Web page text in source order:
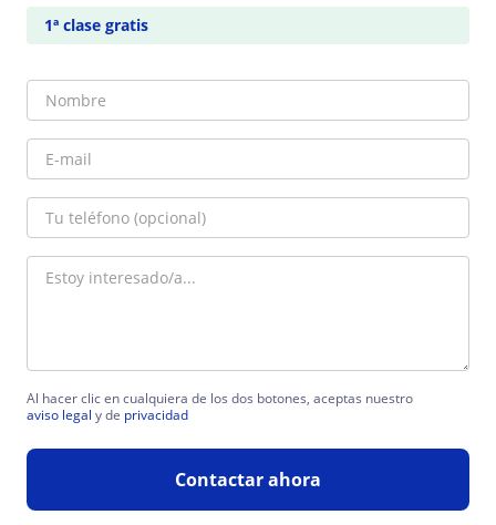
1ª clase gratis
Al hacer clic en cualquiera de los dos botones, aceptas nuestro
aviso legal y de privacidad
Contactar ahora